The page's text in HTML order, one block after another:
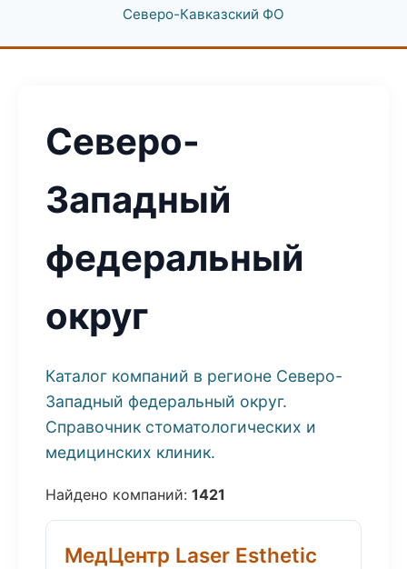
Северо-Кавказский ФО
Северо-
Западный
федеральный
округ
Каталог компаний в регионе Северо-
Западный федеральный округ.
Справочник стоматологических и
медицинских клиник.
Найдено компаний: 1421
МедЦентр Laser Esthetic